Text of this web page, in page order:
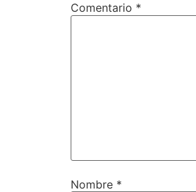
Comentario *
Nombre *